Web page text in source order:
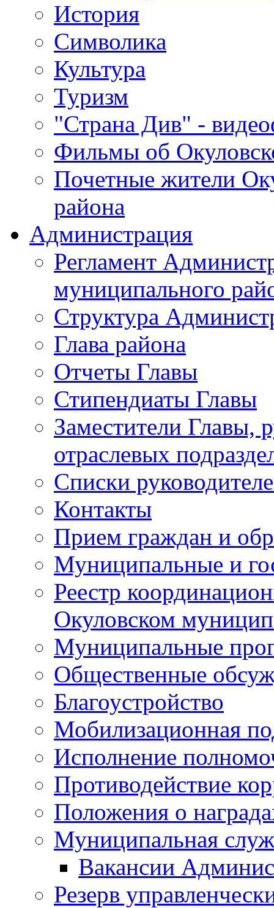
История
Символика
Культура
Туризм
"Страна Див" -
Фильмы об
Почетные жители
района
Администрация
Регламент
муниципального
Структура
Глава района
Отчеты Главы
Стипендиаты Главы
Заместители Главы,
отраслевых
Списки
Контакты
Прием граждан и
Муниципальные и
Реестр
Окуловском
Муниципальные
Общественные
Благоустройство
Мобилизационная
Исполнение
Противодействие
Положения о
Муниципальная
Вакансии
Резерв